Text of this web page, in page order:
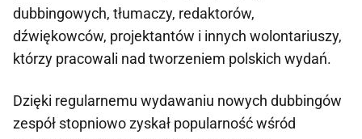
dubbingowych, tłumaczy, redaktorów,
dźwiękowców, projektantów i innych wolontariuszy,
którzy pracowali nad tworzeniem polskich wydań.
Dzięki regularnemu wydawaniu nowych dubbingów
zespół stopniowo zyskał popularność wśród